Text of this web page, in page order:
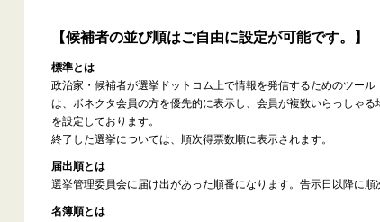
【候補者の並び順はご自由に設定が可能です。】
標準とは
政治家・候補者が選挙ドットコム上で情報を発信するためのツー
は、ボネクタ会員の方を優先的に表示し、会員が複数いらっしゃ
を設定しております。
終了した選挙については、順次得票数順に表示されます。
届出順とは
選挙管理委員会に届け出があった順番になります。告示日以降に順
名簿順とは